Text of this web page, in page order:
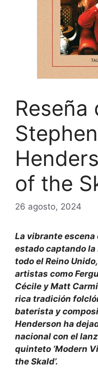
Reseña
Stephen
of the
26 agosto, 2024
La vibrante escena
estado captando
todo el Reino
artistas como
Cécile y Matt
rica tradición
baterista y
Henderson ha
nacional con el
quinteto ‘Modern
the Skald’.